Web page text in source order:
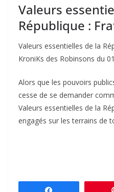
Valeurs
République :
Valeurs essentielles de la
KroniKs des Robinsons du
Alors que les pouvoirs
cesse de se demander
Valeurs essentielles de la
engagés sur les terrains de